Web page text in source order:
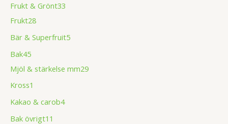
Frukt & Grönt33
Frukt28
Bär & Superfruit5
Bak45
Mjöl & stärkelse mm29
Kross1
Kakao & carob4
Bak övrigt11